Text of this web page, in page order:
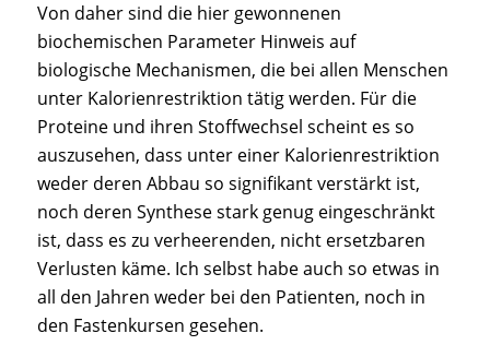
Von daher sind die hier gewonnenen
biochemischen Parameter Hinweis auf
biologische Mechanismen, die bei allen Menschen
unter Kalorienrestriktion tätig werden. Für die
Proteine und ihren Stoffwechsel scheint es so
auszusehen, dass unter einer Kalorienrestriktion
weder deren Abbau so signifikant verstärkt ist,
noch deren Synthese stark genug eingeschränkt
ist, dass es zu verheerenden, nicht ersetzbaren
Verlusten käme. Ich selbst habe auch so etwas in
all den Jahren weder bei den Patienten, noch in
den Fastenkursen gesehen.